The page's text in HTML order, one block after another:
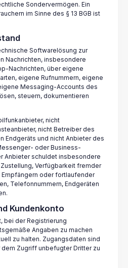
Sondervermögen. Ein
im Sinne des § 13 BGB ist
Softwarelösung zur
Nachrichten, insbesondere
Nachrichten, über eigene
eigene Rufnummern, eigene
Messaging-Accounts des
steuern, dokumentieren
nicht
nicht Betreiber des
Endgeräts und nicht Anbieter des
oder Business-
Anbieter schuldet insbesondere
Verfügbarkeit fremder
oder fortlaufender
Telefonnummern, Endgeräten
Kundenkonto
bei der Registrierung
Angaben zu machen
zu halten. Zugangsdaten sind
Zugriff unbefugter Dritter zu